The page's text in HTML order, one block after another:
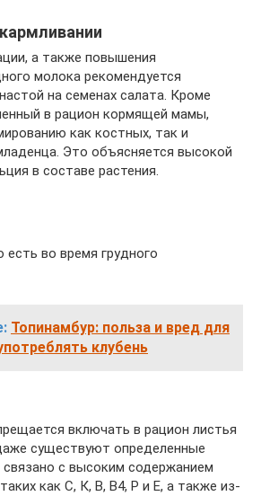
а также повышения
молока рекомендуется
на семенах салата. Кроме
в рацион кормящей мамы,
как костных, так и
Это объясняется высокой
в составе растения.
во время грудного
Топинамбур: польза и вред для
клубень
включать в рацион листья
существуют определенные
с высоким содержанием
как С, К, В, В4, Р и Е, а также из-